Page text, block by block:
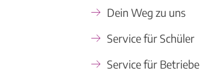
Dein Weg zu uns
Service für Schüler
Service für Betriebe